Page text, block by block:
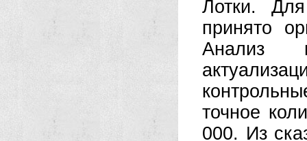
Лотки. Для
принято
Анализ
точное
000. Из